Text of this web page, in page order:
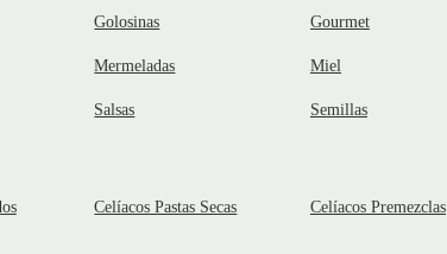
Golosinas Gourmet
Mermeladas Miel
Salsas Semillas
Celíacos Pastas Secas Celíacos Premezclas